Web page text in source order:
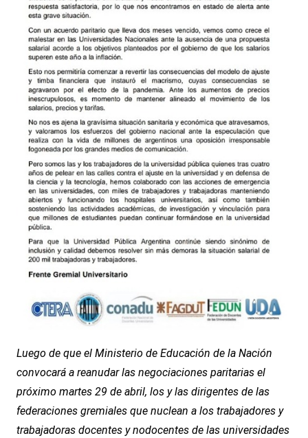
Luego de que el Ministerio de Educación de la Nación
convocará a reanudar las negociaciones paritarias el
próximo martes 29 de abril, los y las dirigentes de las
federaciones gremiales que nuclean a los trabajadores y
trabajadoras docentes y nodocentes de las universidades